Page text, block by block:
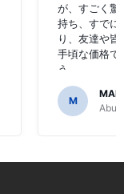
が、すごく驚
持ち、すでに
り、友達や
手頃な価格で
う。
M
Abu